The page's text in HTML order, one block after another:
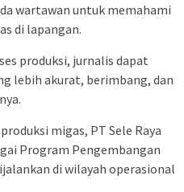
wartawan untuk memahami
di lapangan.
produksi, jurnalis dapat
lebih akurat, berimbang, dan
migas, PT Sele Raya
Program Pengembangan
di wilayah operasional